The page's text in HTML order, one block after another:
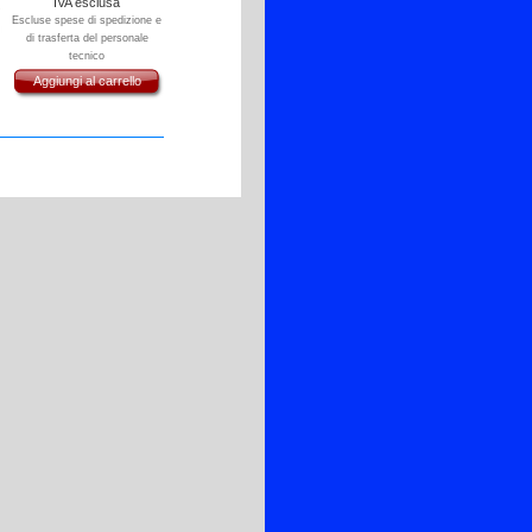
Escluse spese di spedizione e
di trasferta del personale
tecnico
Aggiungi al carrello